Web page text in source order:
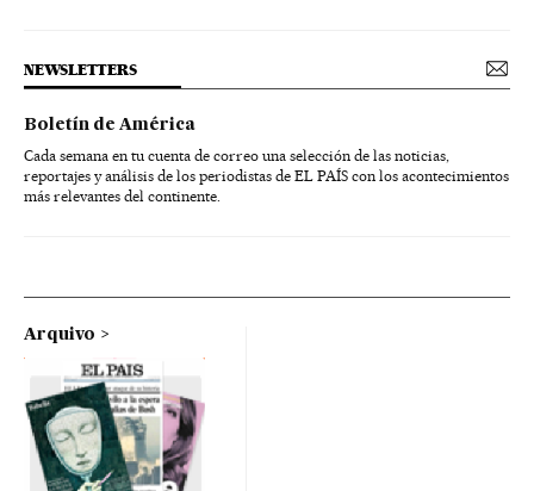
NEWSLETTERS
Boletín de América
Cada semana en tu cuenta de correo una selección de las noticias,
reportajes y análisis de los periodistas de EL PAÍS con los acontecimientos
más relevantes del continente.
Arquivo